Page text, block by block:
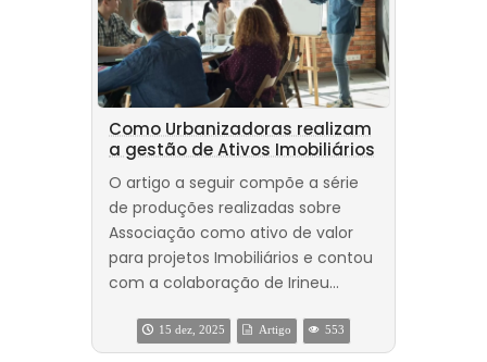
Como Urbanizadoras realizam
a gestão de Ativos Imobiliários
O artigo a seguir compõe a série
de produções realizadas sobre
Associação como ativo de valor
para projetos Imobiliários e contou
com a colaboração de Irineu...
15 dez, 2025 Artigo 553